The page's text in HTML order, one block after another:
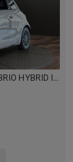
Fiat 500C CABRIO HYBRID ICON PACK STYLE